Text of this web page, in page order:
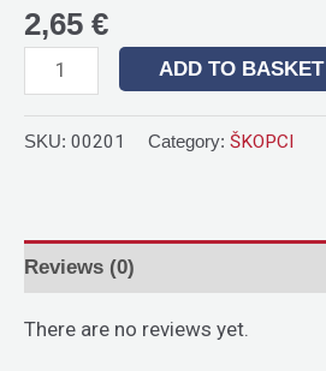
2,65 €
ADD TO BASKET
SKU: 00201 Category: ŠKOPCI
Reviews (0)
There are no reviews yet.